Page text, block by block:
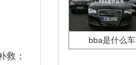
救：
bba是什么车